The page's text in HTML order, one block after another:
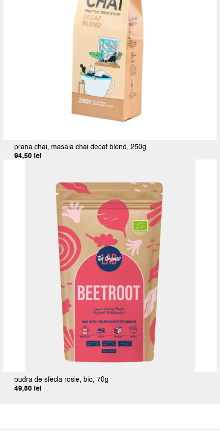
prana chai, masala chai decaf blend, 250g
94,50 lei
pudra de sfecla rosie, bio, 70g
49,50 lei